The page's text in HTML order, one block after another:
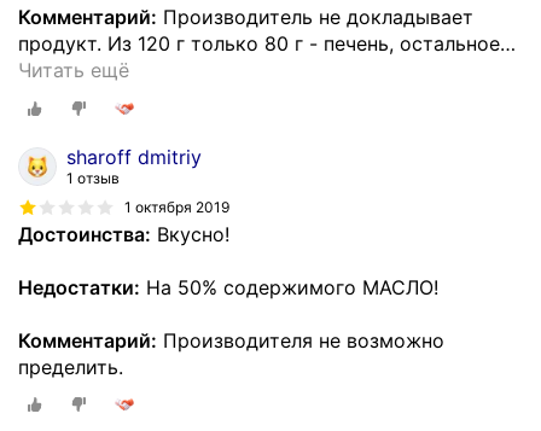
Комментарий: Производитель не докладывает
продукт. Из 120 г только 80 г - печень, остальное…
Читать ещё
sharoff dmitriy
1 отзыв
1 октября 2019
Достоинства: Вкусно!
Недостатки: На 50% содержимого МАСЛО!
Комментарий: Производителя не возможно
пределить.